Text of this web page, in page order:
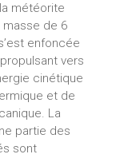
météorite
masse de 6
enfoncée
vers
cinétique
et de
La
partie des
sont